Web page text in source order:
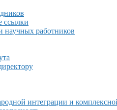
ссылки
работников
интеграции и